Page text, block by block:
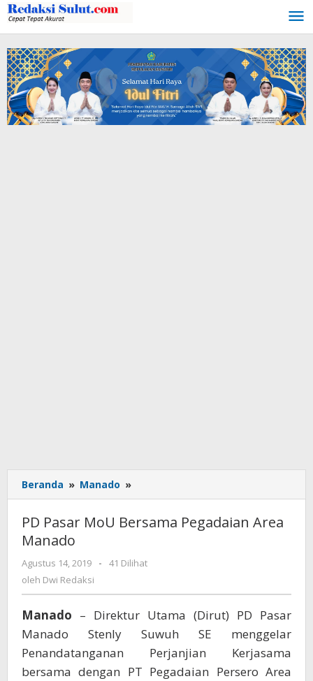
Lewati
ke
konten
Beranda » Manado »
Pasar
Bersama
Area
PD Pasar MoU Bersama Pegadaian Area
Manado
Agustus 14, 2019
oleh
-
41 Dilihat
oleh Dwi Redaksi
Manado – Direktur Utama (Dirut) PD Pasar
Manado Stenly Suwuh SE menggelar
Penandatanganan Perjanjian Kerjasama
bersama dengan PT Pegadaian Persero Area